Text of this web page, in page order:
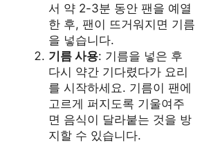
서 약 2-3분 동안 팬을 예열
한 후, 팬이 뜨거워지면 기름
을 넣습니다.
기름 사용: 기름을 넣은 후
다시 약간 기다렸다가 요리
를 시작하세요. 기름이 팬에
고르게 퍼지도록 기울여주
면 음식이 달라붙는 것을 방
지할 수 있습니다.